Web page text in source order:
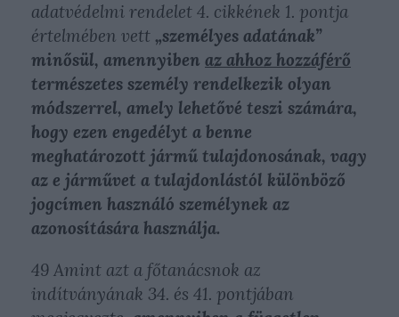
adatvédelmi rendelet 4. cikkének 1. pontja
értelmében vett „személyes adatának”
minősül, amennyiben az ahhoz hozzáférő
természetes személy rendelkezik olyan
módszerrel, amely lehetővé teszi számára,
hogy ezen engedélyt a benne
meghatározott jármű tulajdonosának, vagy
az e járművet a tulajdonlástól különböző
jogcímen használó személynek az
azonosítására használja.
49 Amint azt a főtanácsnok az
indítványának 34. és 41. pontjában